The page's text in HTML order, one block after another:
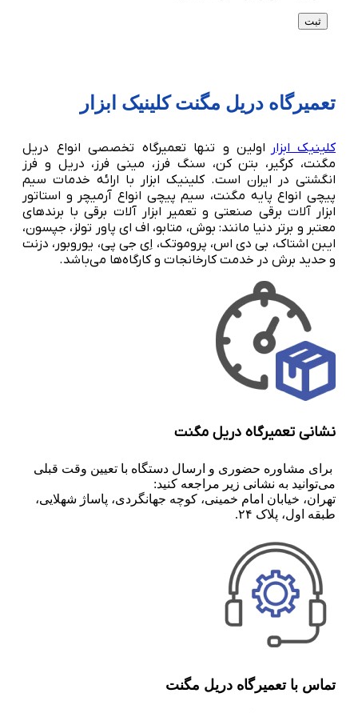
تعمیرگاه دریل مگنت کلینیک ابزار
کلینیک ابزار اولین و تنها تعمیرگاه تخصصی انواع دریل
مگنت، کرگیر، بتن کن، سنگ فرز، مینی فرز، دریل و فرز
انگشتی در ایران است. کلینیک ابزار با ارائه خدمات سیم
پیچی انواع پایه مگنت، سیم پیچی انواع آرمیچر و استاتور
ابزار آلات برقی صنعتی و تعمیر ابزار آلات برقی با برندهای
معتبر و برتر دنیا مانند: بوش، متابو، اف ای پاور تولز، جپسون،
ایبن اشتاک، بی دی اس، پروموتک، اِی جی پی، یوروبور، دزنت
و حدید برش در خدمت کارخانجات و کارگاه‌ها می‌باشد.
نشانی تعمیرگاه دریل مگنت
برای مشاوره حضوری و ارسال دستگاه با تعیین وقت قبلی
می‌توانید به نشانی زیر مراجعه کنید:
تهران، خیابان امام خمینی، کوچه جهانگردی، پاساژ شهلایی،
طبقه اول، پلاک ۲۴.
تماس با تعمیرگاه دریل مگنت